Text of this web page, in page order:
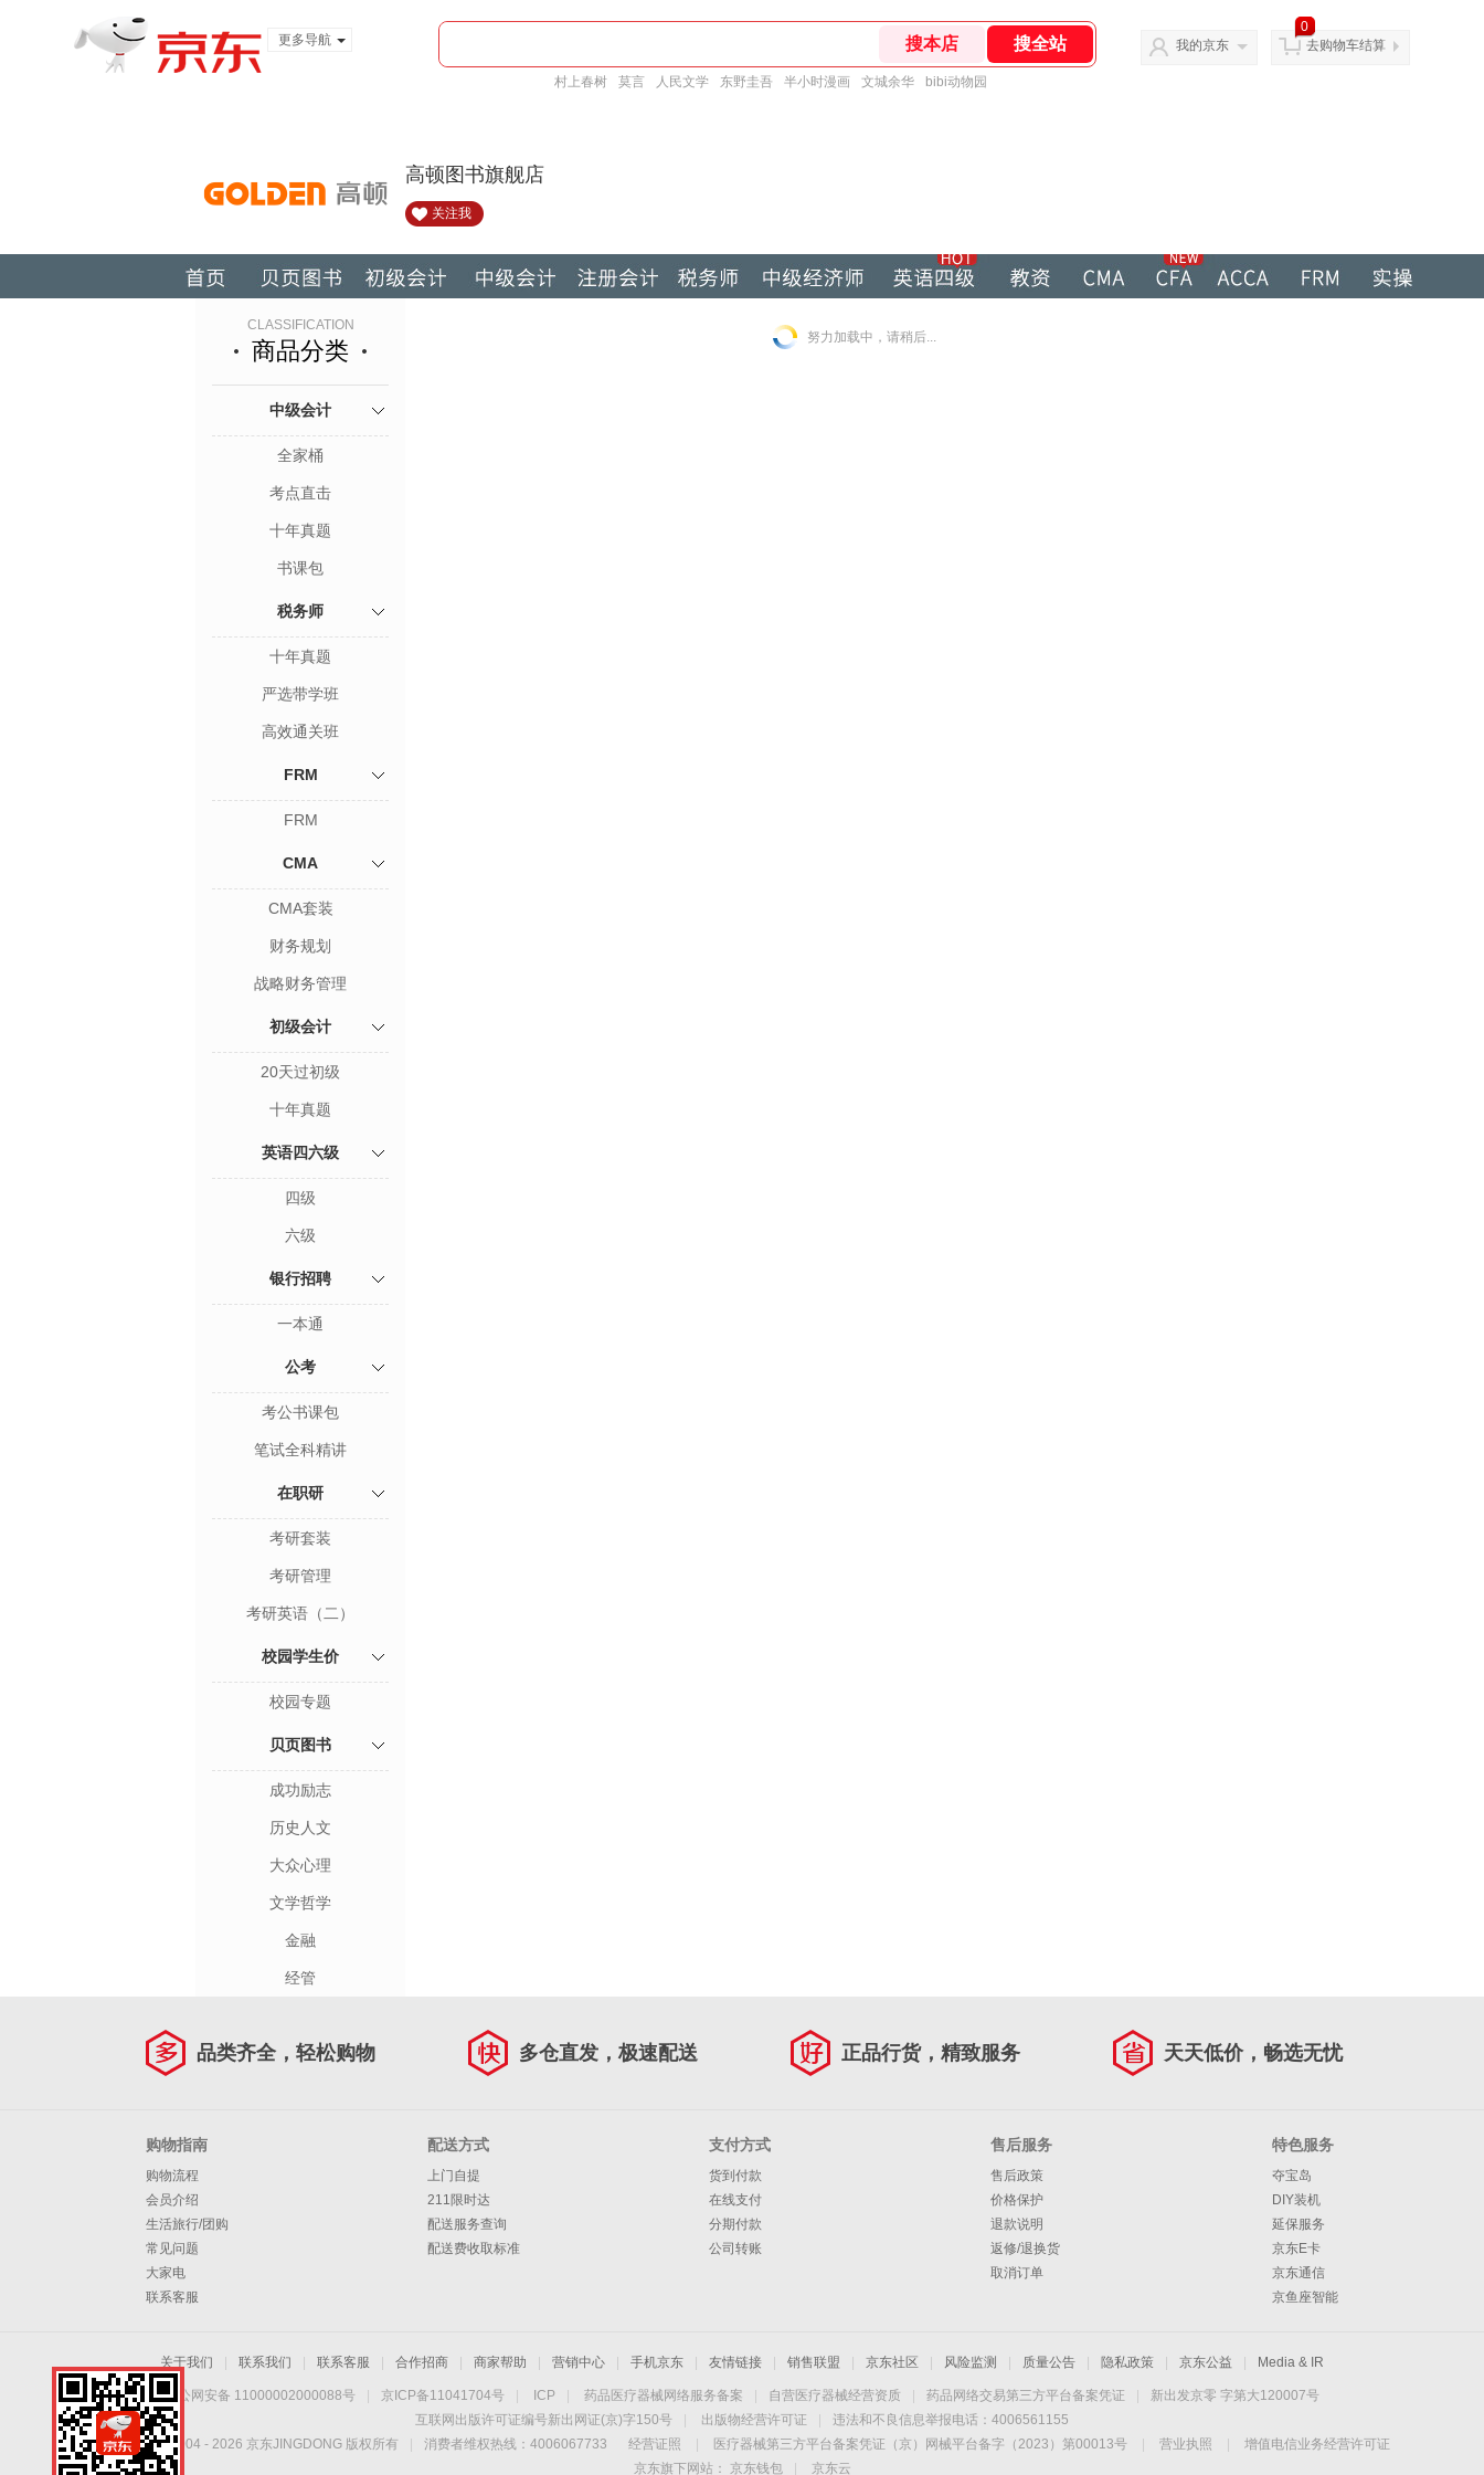
更多导航
村上春树 莫言 人民文学 东野圭吾 半小时漫画 文城余华 bibi动物园
我的京东
0
去购物车结算
高顿图书旗舰店
关注我
CLASSIFICATION
商品分类
中级会计
全家桶
考点直击
十年真题
书课包
税务师
十年真题
严选带学班
高效通关班
FRM
FRM
CMA
CMA套装
财务规划
战略财务管理
初级会计
20天过初级
十年真题
英语四六级
四级
六级
银行招聘
一本通
公考
考公书课包
笔试全科精讲
在职研
考研套装
考研管理
考研英语（二）
校园学生价
校园专题
贝页图书
成功励志
历史人文
大众心理
文学哲学
金融
经管
努力加载中，请稍后...
品类齐全，轻松购物 多仓直发，极速配送 正品行货，精致服务 天天低价，畅选无忧
购物指南
购物流程
会员介绍
生活旅行/团购
常见问题
大家电
联系客服
配送方式
上门自提
211限时达
配送服务查询
配送费收取标准
支付方式
货到付款
在线支付
分期付款
公司转账
售后服务
售后政策
价格保护
退款说明
返修/退换货
取消订单
特色服务
夺宝岛
DIY装机
延保服务
京东E卡
京东通信
京鱼座智能
关于我们 联系我们 联系客服 合作招商 商家帮助 营销中心 手机京东 友情链接 销售联盟 京东社区 风险监测 质量公告 隐私政策 京东公益 Media & IR
京公网安备 11000002000088号 京ICP备11041704号 ICP 药品医疗器械网络服务备案 自营医疗器械经营资质 药品网络交易第三方平台备案凭证
新出发京零 字第大120007号
互联网出版许可证编号新出网证(京)字150号
出版物经营许可证
违法和不良信息举报电话：4006561155
Copyright © 2004 - 2026 京东JINGDONG 版权所有 消费者维权热线：4006067733 经营证照 医疗器械第三方平台备案凭证（京）网械平台备字（2023）第00013号 营业执照
增值电信业务经营许可证
京东旗下网站：
京东钱包 京东云